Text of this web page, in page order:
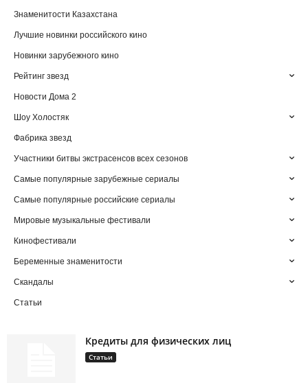
Знаменитости Казахстана
Лучшие новинки российского кино
Новинки зарубежного кино
Рейтинг звезд
Новости Дома 2
Шоу Холостяк
Фабрика звезд
Участники битвы экстрасенсов всех сезонов
Самые популярные зарубежные сериалы
Самые популярные российские сериалы
Мировые музыкальные фестивали
Кинофестивали
Беременные знаменитости
Скандалы
Статьи
Кредиты для физических лиц
Статьи